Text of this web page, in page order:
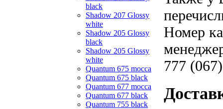
black
Shadow 207 Glossy
white
Shadow 205 Glossy
black
Shadow 205 Glossy
white
Quantum 675 mocca
Quantum 675 black
Quantum 677 mocca
Quantum 677 black
Quantum 755 black
Номер
777